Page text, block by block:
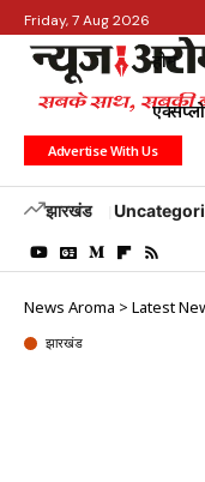
Friday, 7 Aug 2026
होम
Advertise With Us
झारखंड
News Aroma > Latest
झारखंड